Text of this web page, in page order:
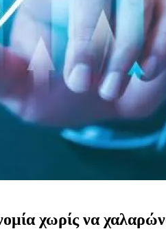
χωρίς να